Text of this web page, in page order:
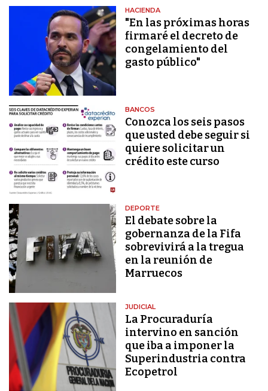
HACIENDA
"En las próximas horas
firmaré el decreto de
congelamiento del
gasto público"
BANCOS
Conozca los seis pasos
que usted debe seguir si
quiere solicitar un
crédito este curso
DEPORTE
El debate sobre la
gobernanza de la Fifa
sobrevivirá a la tregua
en la reunión de
Marruecos
JUDICIAL
La Procuraduría
intervino en sanción
que iba a imponer la
Superindustria contra
Ecopetrol